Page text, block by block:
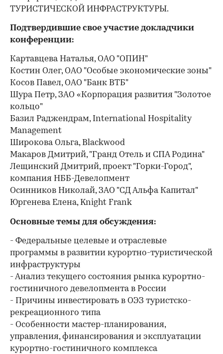
ТУРИСТИЧЕСКОЙ ИНФРАСТРУКТУРЫ.
Подтвердившие свое участие докладчики
конференции:
Картавцева Наталья, ОАО "ОПИН"
Костин Олег, ОАО "Особые экономические зоны"
Косов Павел, ОАО "Банк ВТБ"
Шура Петр, ЗАО «Корпорация развития "Золотое
кольцо"
Базил Раджендрам, International Hospitality
Management
Широкова Ольга, Blackwood
Макаров Дмитрий, "Гранд Отель и СПА Родина"
Лещинский Дмитрий, проект "Горки-Город",
компания НББ-Девелопмент
Осинников Николай, ЗАО "СД Альфа Капитал"
Юргенева Елена, Knight Frank
Основные темы для обсуждения:
- Федеральные целевые и отраслевые
программы в развитии курортно-туристической
инфраструктуры
- Анализ текущего состояния рынка курортно-
гостиничного девелопмента в России
- Причины инвестировать в ОЭЗ туристско-
рекреационного типа
- Особенности мастер-планирования,
управления, финансирования и эксплуатации
курортно-гостиничного комплекса